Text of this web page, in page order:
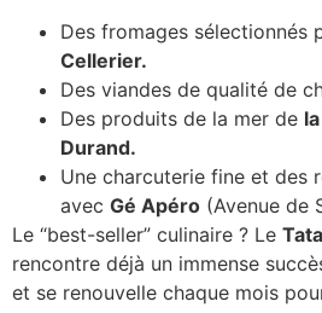
Des fromages sélectionnés
Cellerier.
Des viandes de qualité de
Des produits de la mer de
Durand.
Une charcuterie fine et des
avec Gé Apéro (Avenue de
Le “best-seller” culinaire ? Le
rencontre déjà un immense
et se renouvelle chaque mois